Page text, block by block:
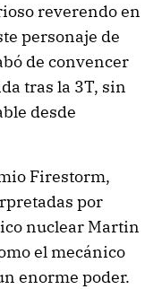
reverendo en
personaje de
de convencer
tras la 3T, sin
desde
Firestorm,
por
nuclear Martin
el mecánico
enorme poder.